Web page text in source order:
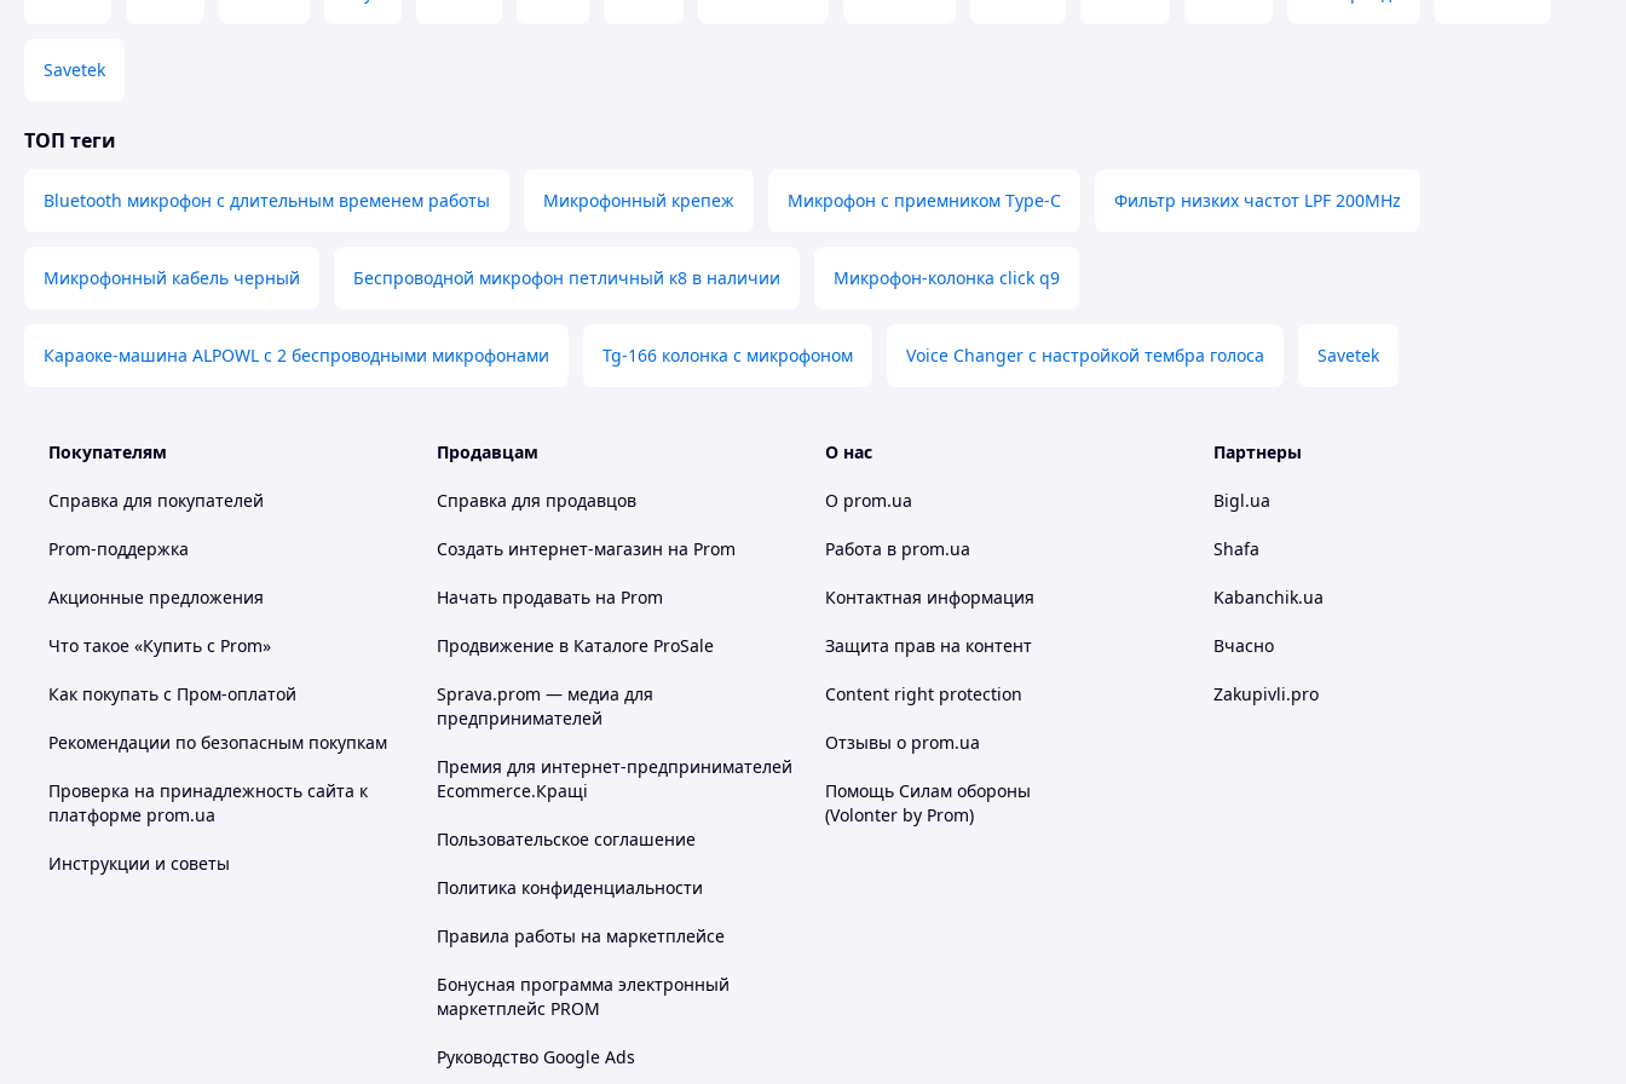
зарядный кейс – 1шт
зарядный кабель (USB-A to Type-C) – 1шт
Savetek
ТОП теги
Bluetooth микрофон с длительным временем работы Микрофонный крепеж Микрофон с приемником Type-C Фильтр низких частот LPF 200MHz
Микрофонный кабель черный Беспроводной микрофон петличный к8 в наличии Микрофон-колонка click q9
Караоке-машина ALPOWL с 2 беспроводными микрофонами Tg-166 колонка с микрофоном Voice Changer с настройкой тембра голоса Savetek
Покупателям
Справка для покупателей
Prom-поддержка
Акционные предложения
Что такое «Купить с Prom»
Как покупать с Пром-оплатой
Рекомендации по безопасным покупкам
Проверка на принадлежность сайта к
платформе prom.ua
Инструкции и советы
Продавцам
Справка для продавцов
Создать интернет-магазин на Prom
Начать продавать на Prom
Продвижение в Каталоге ProSale
Sprava.prom — медиа для
предпринимателей
Премия для интернет-предпринимателей
Ecommerce.Кращі
Пользовательское соглашение
Политика конфиденциальности
Правила работы на маркетплейсе
Бонусная программа электронный
маркетплейс PROM
Руководство Google Ads
О нас
О prom.ua
Работа в prom.ua
Контактная информация
Защита прав на контент
Content right protection
Отзывы о prom.ua
Помощь Силам обороны
(Volonter by Prom)
Партнеры
Bigl.ua
Shafa
Kabanchik.ua
Вчасно
Zakupivli.pro